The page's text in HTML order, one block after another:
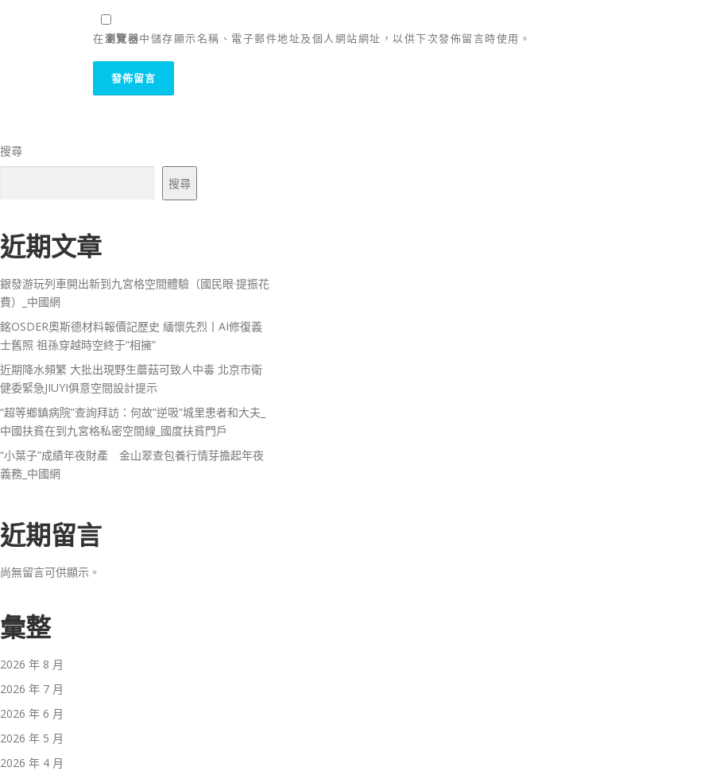
在瀏覽器中儲存顯示名稱、電子郵件地址及個人網站網址，以供下次發佈留言時使用。
搜尋
搜尋
近期文章
銀發游玩列車開出新到九宮格空間體驗（國民眼·提振花
費）_中國網
銘OSDER奧斯德材料報價記歷史 緬懷先烈丨AI修復義
士舊照 祖孫穿越時空終于“相擁”
近期降水頻繁 大批出現野生蘑菇可致人中毒 北京市衛
健委緊急JIUYI俱意空間設計提示
“超等鄉鎮病院”查詢拜訪：何故”逆吸”城里患者和大夫_
中國扶貧在到九宮格私密空間線_國度扶貧門戶
“小葉子”成績年夜財產 金山翠查包養行情芽擔起年夜
義務_中國網
近期留言
尚無留言可供顯示。
彙整
2026 年 8 月
2026 年 7 月
2026 年 6 月
2026 年 5 月
2026 年 4 月